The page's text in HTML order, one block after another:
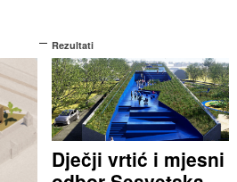
Rezultati
Dječji vrtić i mjesni